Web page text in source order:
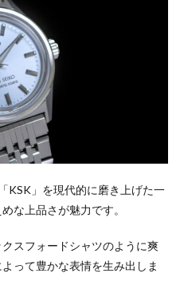
KSK」を現代的に磨き上げた一
な上品さが魅力です。
スフォードシャツのように爽
って豊かな表情を生み出しま